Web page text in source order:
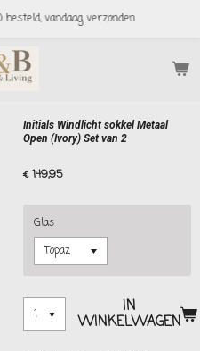
vandaag verzonden
Initials Windlicht sokkel Metaal
Open (Ivory) Set van 2
€ 149,95
Glas
IN
WINKELWAGEN